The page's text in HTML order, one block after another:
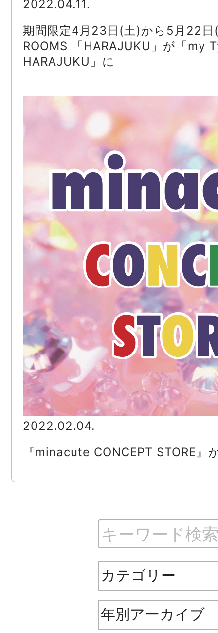
2022.04.11.
期間限定4月23日(土)から5月22
ROOMS 「HARAJUKU」が「my
HARAJUKU」に
2022.02.04.
『minacute CONCEPT STORE』